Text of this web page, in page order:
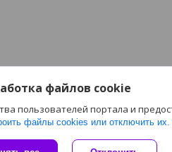
файлов cookie
пользователей портала и
файлы cookies или отключить их.